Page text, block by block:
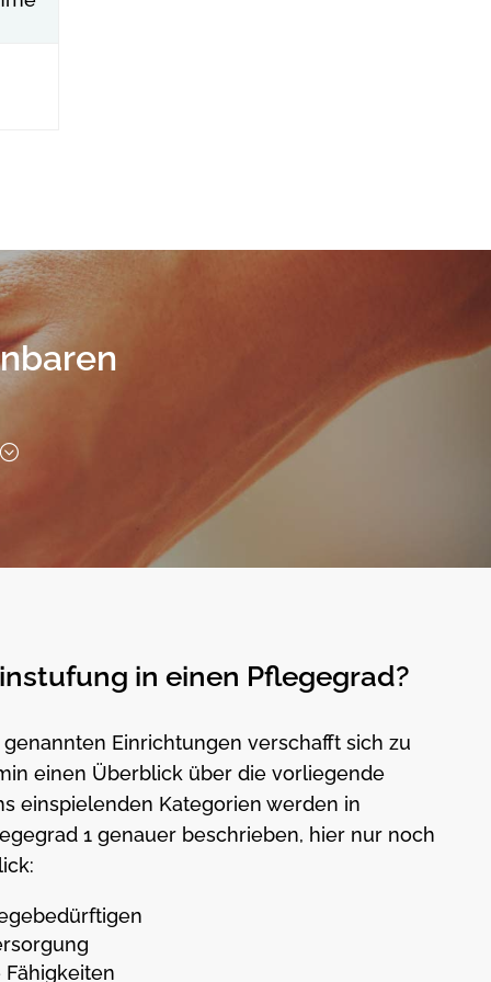
in einen Pflegegrad?
Einrichtungen verschafft sich zu
einen Überblick über die vorliegende
einspielenden Kategorien werden in
1 genauer beschrieben, hier nur noch